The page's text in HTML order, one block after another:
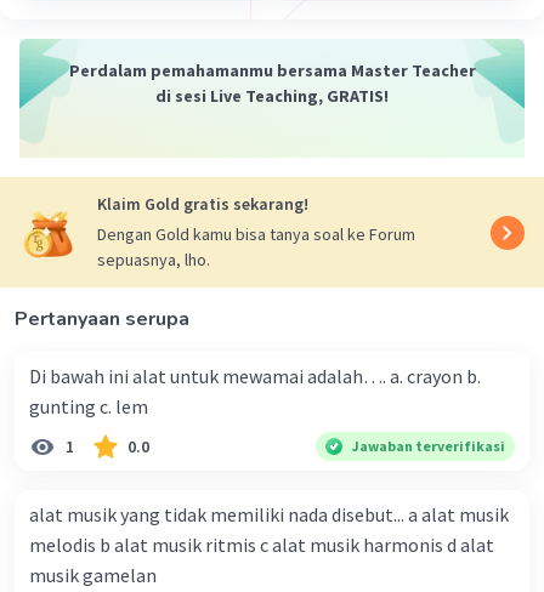
Perdalam pemahamanmu bersama Master Teacher
di sesi Live Teaching, GRATIS!
Klaim Gold gratis sekarang!
Dengan Gold kamu bisa tanya soal ke Forum
sepuasnya, lho.
Pertanyaan serupa
Di bawah ini alat untuk mewamai adalah…. a. crayon b.
gunting c. lem
1 0.0 Jawaban terverifikasi
alat musik yang tidak memiliki nada disebut... a alat musik
melodis b alat musik ritmis c alat musik harmonis d alat
musik gamelan